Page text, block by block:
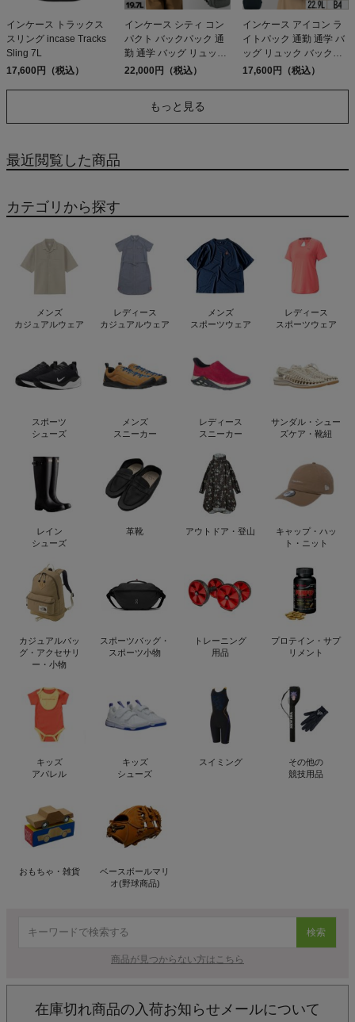
インケース トラックス
スリング incase Tracks
Sling 7L
17,600円（税込）
インケース シティ コン
パクト バックパック 通
勤 通学 バッグ リュック
PCリュック 旅行 出張
22,000円（税込）
インケース アイコン ラ
イトパック 通勤 通学 バ
ッグ リュック バックパ
ック PCリュック 旅行 出
17,600円（税込）
もっと見る
最近閲覧した商品
カテゴリから探す
メンズ
カジュアルウェア
レディース
カジュアルウェア
メンズ
スポーツウェア
レディース
スポーツウェア
スポーツ
シューズ
メンズ
スニーカー
レディース
スニーカー
サンダル・シュー
ズケア・靴紐
レイン
シューズ
革靴 アウトドア・登山
キャップ・ハッ
ト・ニット
カジュアルバッ
グ・アクセサリ
ー・小物
スポーツバッグ・
スポーツ小物
トレーニング
用品
プロテイン・サプ
リメント
キッズ
アパレル
キッズ
シューズ
スイミング
その他の
競技用品
おもちゃ・雑貨
ベースボールマリ
オ(野球商品)
検索
商品が見つからない方はこちら
在庫切れ商品の入荷お知らせメールについて